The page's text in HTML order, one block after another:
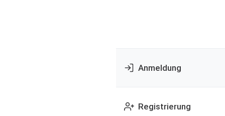
Anmeldung
Registrierung